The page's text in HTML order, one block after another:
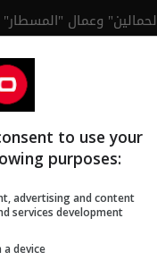
وعمال "المسطار"
بغداد، حيث تحدثوا
الغرامات المرورية، كما
التحديات.
مزج قصص النجاح
المواطن العراقي
to use your
purposes:
advertising and content
services development
device